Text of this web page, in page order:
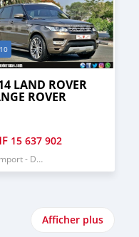
10
LAND ROVER
ROVER
15 637 902
- Dubai
Afficher plus